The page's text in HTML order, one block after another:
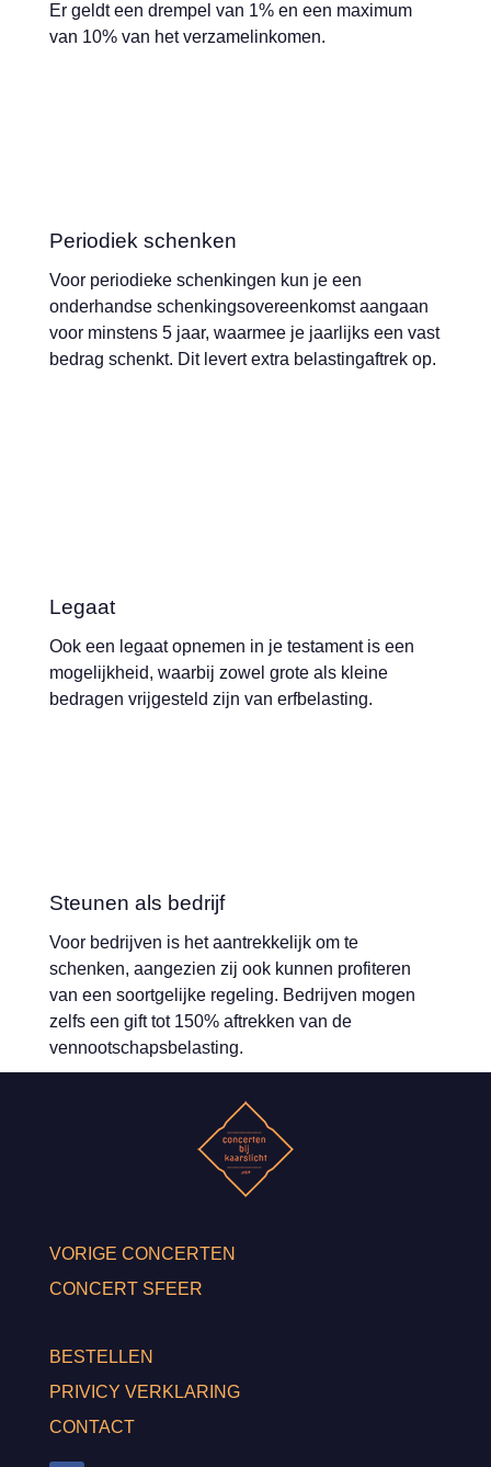
Er geldt een drempel van 1% en een maximum
van 10% van het verzamelinkomen.
Periodiek schenken
Voor periodieke schenkingen kun je een
onderhandse schenkingsovereenkomst aangaan
voor minstens 5 jaar, waarmee je jaarlijks een vast
bedrag schenkt. Dit levert extra belastingaftrek op.
Legaat
Ook een legaat opnemen in je testament is een
mogelijkheid, waarbij zowel grote als kleine
bedragen vrijgesteld zijn van erfbelasting.
Steunen als bedrijf
Voor bedrijven is het aantrekkelijk om te
schenken, aangezien zij ook kunnen profiteren
van een soortgelijke regeling. Bedrijven mogen
zelfs een gift tot 150% aftrekken van de
vennootschapsbelasting.
VORIGE CONCERTEN
CONCERT SFEER
BESTELLEN
PRIVICY VERKLARING
CONTACT